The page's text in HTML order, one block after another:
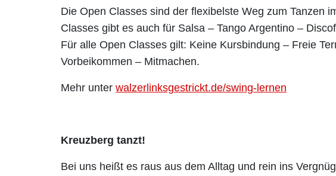
Die Open Classes sind der flexibelste Weg zum Tanzen
Classes gibt es auch für Salsa – Tango Argentino –
Für alle Open Classes gilt: Keine Kursbindung – Freie
Vorbeikommen – Mitmachen.
Mehr unter walzerlinksgestrickt.de/swing-lernen
Kreuzberg tanzt!
Bei uns heißt es raus aus dem Alltag und rein ins